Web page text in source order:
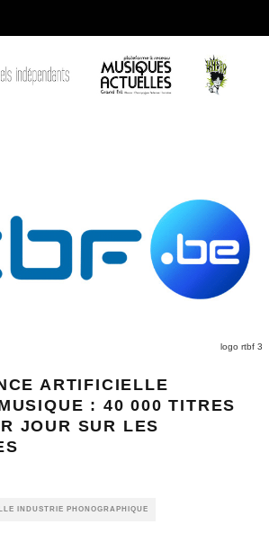
logo rtbf 3
ARTIFICIELLE
: 40 000 TITRES
JOUR SUR LES
INDUSTRIE PHONOGRAPHIQUE